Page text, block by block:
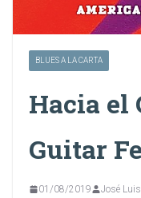
BLUES A LA CARTA
Hacia el
Guitar
01/08/2019 José